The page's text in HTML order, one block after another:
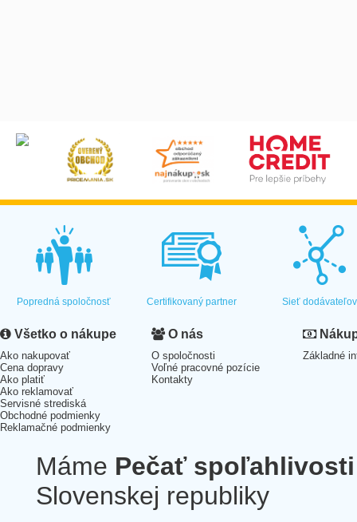
Popredná spoločnosť Certifikovaný partner Sieť dodávateľov
Všetko o nákupe
Ako nakupovať
Cena dopravy
Ako platiť
Ako reklamovať
Servisné strediská
Obchodné podmienky
Reklamačné podmienky
O nás
O spoločnosti
Voľné pracovné pozície
Kontakty
Základné
Máme Pečať spoľahlivosti
Slovenskej republiky